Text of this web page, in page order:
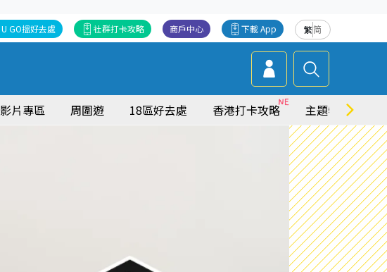
繁简
下載 App
商戶中心
社群打卡攻略
U GO搵好去處
影片專區 周圍遊 18區好去處 香港打卡攻略 主題特集